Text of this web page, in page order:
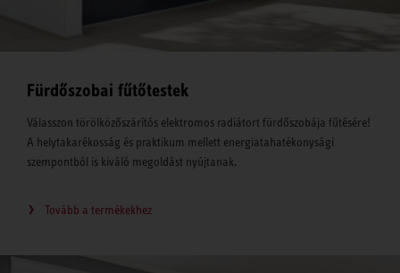
Fürdőszobai fűtőtestek
Válasszon törölközőszárítós elektromos radiátort fürdőszobája fűtésére!
A helytakarékosság és praktikum mellett energiatahatékonysági
szempontból is kiváló megoldást nyújtanak.
Tovább a termékekhez